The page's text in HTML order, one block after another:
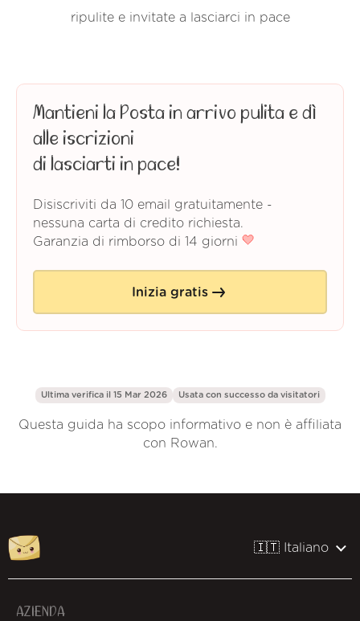
ripulite e invitate a lasciarci in pace
Mantieni la Posta in arrivo pulita e dì
alle iscrizioni
di lasciarti in pace!
Disiscriviti da 10 email gratuitamente -
nessuna carta di credito richiesta.
Garanzia di rimborso di 14 giorni
Inizia gratis
Ultima verifica il 15 Mar 2026 Usata con successo da visitatori
Questa guida ha scopo informativo e non è affiliata
con Rowan.
🇮🇹 Italiano
AZIENDA